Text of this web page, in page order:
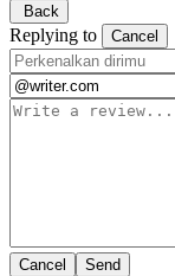
Back
Replying to Cancel
Cancel